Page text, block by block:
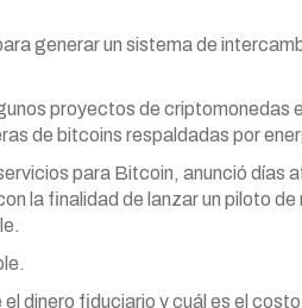
generar un sistema de
proyectos de criptomonedas
de bitcoins respaldadas por
para Bitcoin, anunció días
la finalidad de lanzar un piloto de
dinero fiduciario y cuál es el